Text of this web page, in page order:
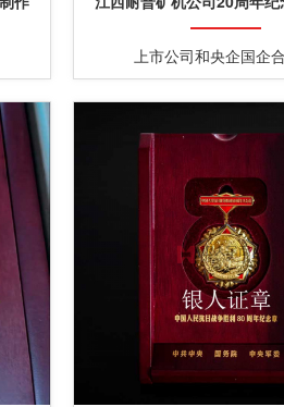
上市公司和央企国企